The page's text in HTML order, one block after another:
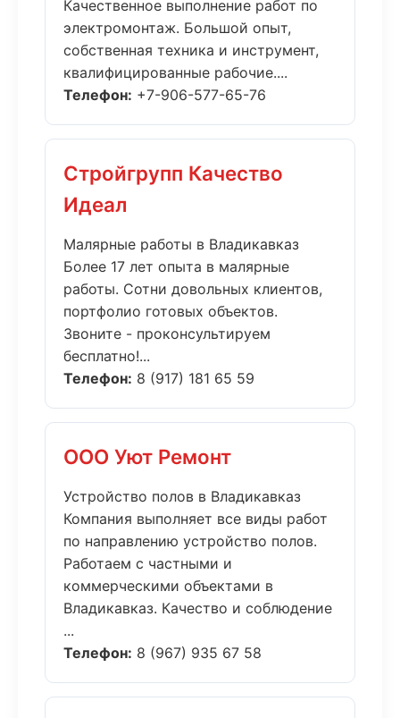
Качественное выполнение работ по
электромонтаж. Большой опыт,
собственная техника и инструмент,
квалифицированные рабочие....
Телефон: +7-906-577-65-76
Стройгрупп Качество
Идеал
Малярные работы в Владикавказ
Более 17 лет опыта в малярные
работы. Сотни довольных клиентов,
портфолио готовых объектов.
Звоните - проконсультируем
бесплатно!...
Телефон: 8 (917) 181 65 59
ООО Уют Ремонт
Устройство полов в Владикавказ
Компания выполняет все виды работ
по направлению устройство полов.
Работаем с частными и
коммерческими объектами в
Владикавказ. Качество и соблюдение
...
Телефон: 8 (967) 935 67 58